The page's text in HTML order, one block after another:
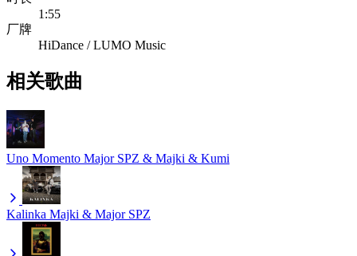
1:55
厂牌
HiDance / LUMO Music
相关歌曲
Uno Momento Major SPZ & Majki & Kumi
Kalinka Majki & Major SPZ